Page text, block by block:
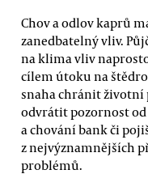
Chov a odlov kaprů
zanedbatelný vliv.
na klima vliv
cílem útoku na
snaha chránit životní
odvrátit pozornost
a chování bank či
z nejvýznamnějších
problémů.